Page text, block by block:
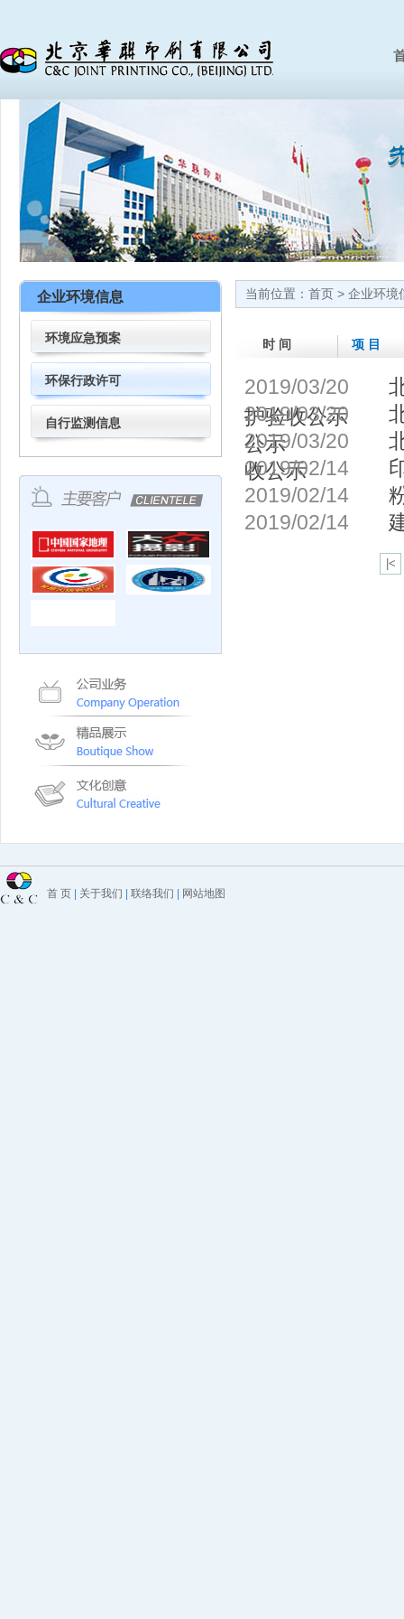
企业环境信息
环境应急预案
环保行政许可
自行监测信息
当前位置： 首页 > 企业环境
时 间 项 目
2019/03/20
护验收公示
2019/03/20
公示
2019/03/20
收公示
2019/02/14
2019/02/14
2019/02/14
|<
首 页 关于我们 联络我们 网站地图